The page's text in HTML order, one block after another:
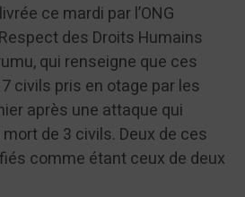
ce mardi par l’ONG
des Droits Humains
qui renseigne que ces
civils pris en otage par les
après une attaque qui
de 3 civils. Deux de ces
comme étant ceux de deux